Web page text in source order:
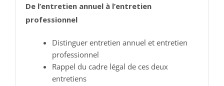
De l’entretien annuel à l’entretien
professionnel
Distinguer entretien annuel et entretien
professionnel
Rappel du cadre légal de ces deux
entretiens